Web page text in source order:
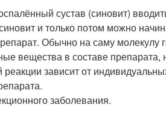
сустав (синовит)
и только потом можно
Обычно на саму молекулу
вещества в составе
реакции зависит от
заболевания.